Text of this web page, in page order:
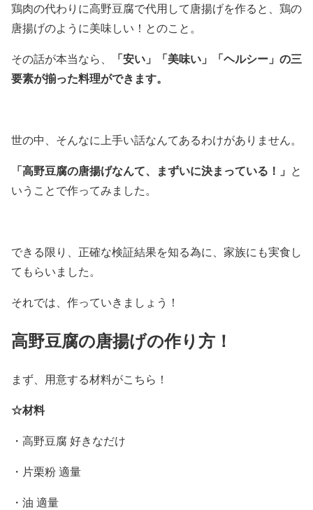
鶏肉の代わりに高野豆腐で代用して唐揚げを作ると、鶏の
唐揚げのように美味しい！ とのこと。
その話が本当なら、
「安い」「美味い」「ヘルシー」の三
要素が揃った料理ができます。
世の中、そんなに上手い話なんてあるわけがありません。
「高野豆腐の唐揚げなんて、まずいに決まっている！」 と
いうことで作ってみました。
できる限り、 正確な検証結果を知る為に、家族にも実食し
てもらいました。
それでは、作っていきましょう！
高野豆腐の唐揚げの作り方！
まず、用意する材料がこちら！
☆材料
・高野豆腐 好きなだけ
・片栗粉 適量
・油 適量